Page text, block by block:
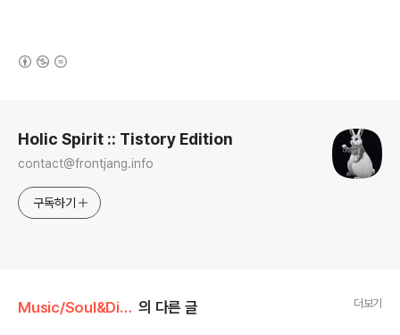
Holic Spirit :: Tistory Edition
contact@frontjang.info
구독하기
Music/Soul&Disco 의 다른 글 더보기